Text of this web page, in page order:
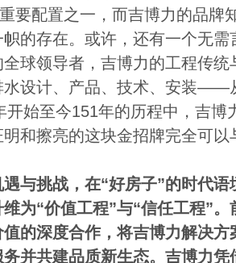
要配置之一，而吉博力的品牌
的存在。或许，还有一个无
球领导者，吉博力的工程传
水设计、产品、技术、安装——
开始至今151年的历程中，吉博
和擦亮的这块金招牌完全可
与挑战，在“好房子”的时代
为“价值工程”与“信任工程”
的深度合作，将吉博力解决
并共建品质新生态。吉博力